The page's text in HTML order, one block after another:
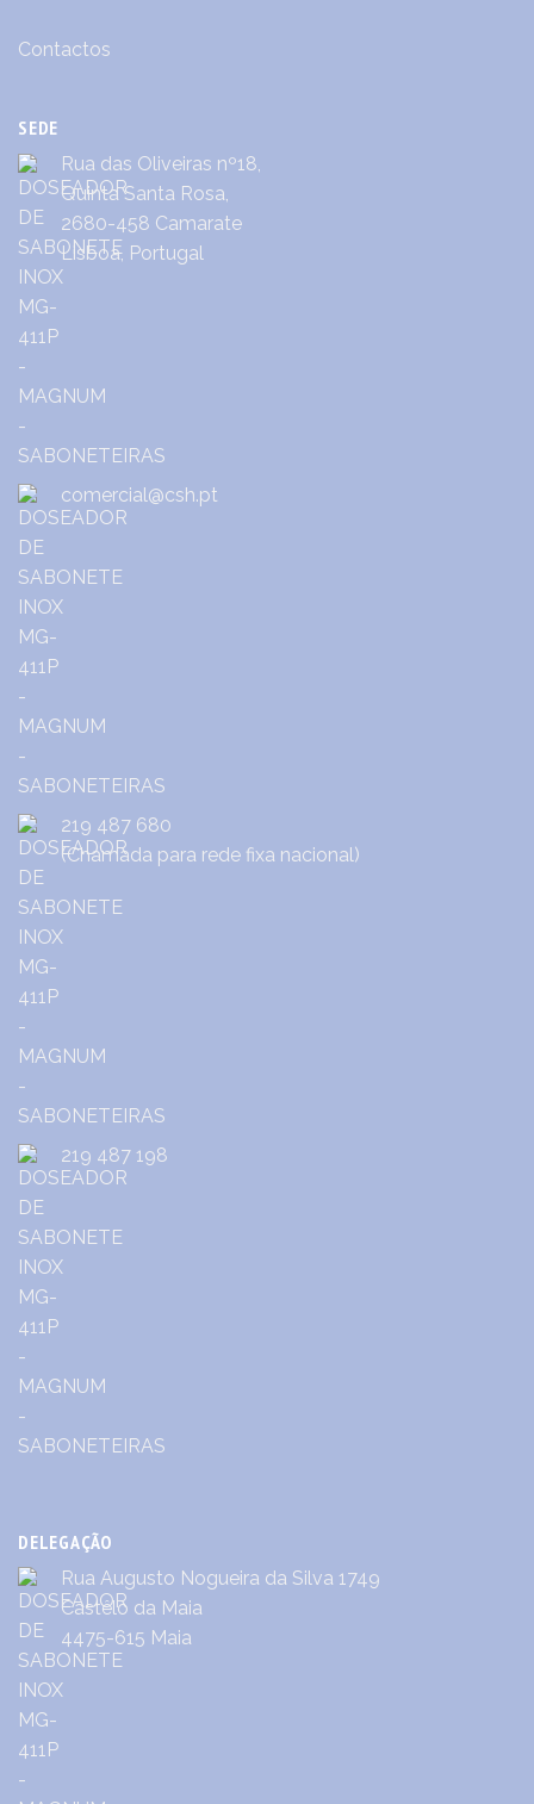
Contactos
SEDE
Rua das Oliveiras nº18,
Quinta Santa Rosa,
2680-458 Camarate
Lisboa, Portugal
comercial@csh.pt
219 487 680
(Chamada para rede fixa nacional)
219 487 198
DELEGAÇÃO
Rua Augusto Nogueira da Silva 1749
Castêlo da Maia
4475-615 Maia